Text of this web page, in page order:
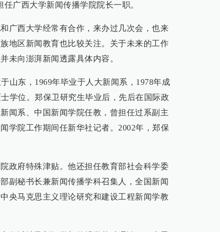
广西大学新闻传播学院院长一职。
广西大学经常有合作，来办过几次会，也来
地区新闻教育也比较关注。关于未来的工作
未向澎湃新闻透露具体内容。
山东，1969年毕业于人大新闻系，1978年成
学位。郑保卫研究生毕业后，先后在国际政
闻系、中国新闻学院任教，曾担任过系副主
学院工作期间任新华社记者。2002年，郑保
政府特殊津贴。他还担任教育部社会科学委
副秘书长兼新闻传播学科召集人，全国新闻
央马克思主义理论研究和建设工程新闻学教